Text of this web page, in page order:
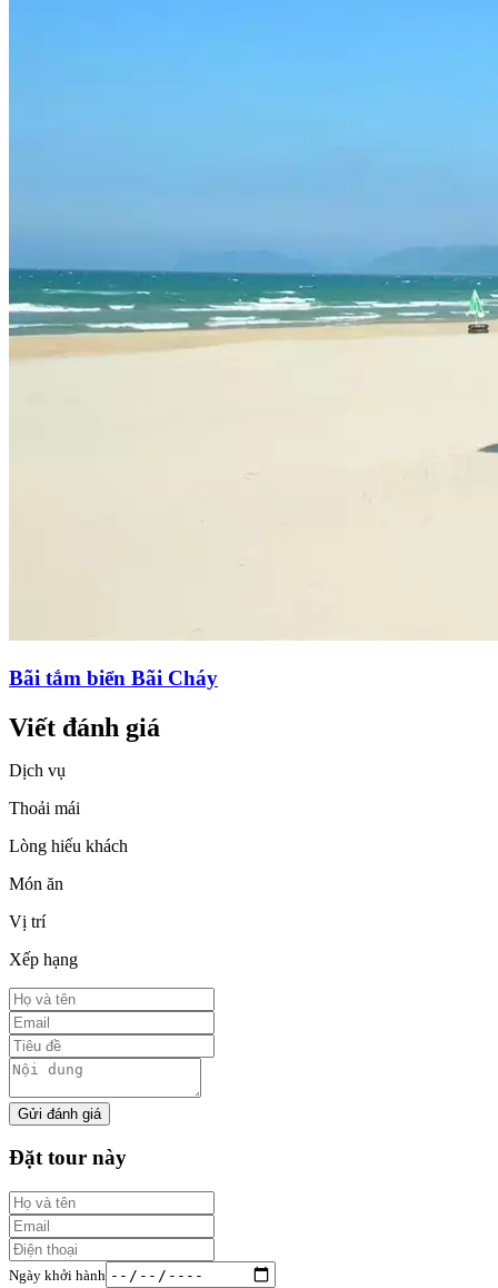
Bãi tắm biển Bãi Cháy
Viết đánh giá
Dịch vụ
Thoải mái
Lòng hiếu khách
Món ăn
Vị trí
Xếp hạng
Gửi đánh giá
Đặt tour này
Ngày khởi hành